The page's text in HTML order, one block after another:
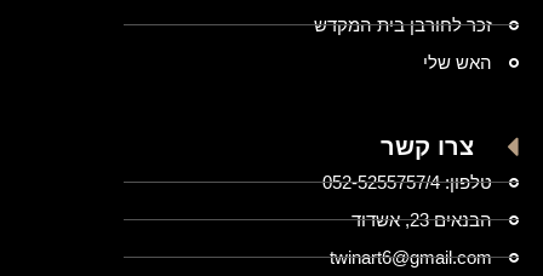
זכר לחורבן בית המקדש
האש שלי
צרו קשר
טלפון: 052-5255757/4
הבנאים 23, אשדוד
twinart6@gmail.com